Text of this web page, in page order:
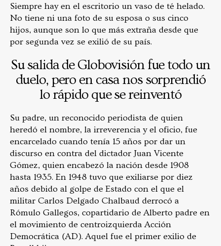
Siempre hay en el escritorio un vaso de té helado.
No tiene ni una foto de su esposa o sus cinco
hijos, aunque son lo que más extraña desde que
por segunda vez se exilió de su país.
Su salida de Globovisión fue todo un
duelo, pero en casa nos sorprendió
lo rápido que se reinventó
Su padre, un reconocido periodista de quien
heredó el nombre, la irreverencia y el oficio, fue
encarcelado cuando tenía 15 años por dar un
discurso en contra del dictador Juan Vicente
Gómez, quien encabezó la nación desde 1908
hasta 1935. En 1948 tuvo que exiliarse por diez
años debido al golpe de Estado con el que el
militar Carlos Delgado Chalbaud derrocó a
Rómulo Gallegos, copartidario de Alberto padre en
el movimiento de centroizquierda Acción
Democrática (AD). Aquel fue el primer exilio de